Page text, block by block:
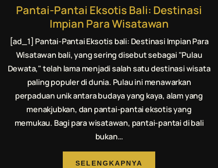
Pantai-Pantai Eksotis Bali: Destinasi
Impian Para Wisatawan
[ad_1] Pantai-Pantai Eksotis bali: Destinasi Impian Para
Wisatawan bali, yang sering disebut sebagai "Pulau
Dewata," telah lama menjadi salah satu destinasi wisata
paling populer di dunia. Pulau ini menawarkan
perpaduan unik antara budaya yang kaya, alam yang
menakjubkan, dan pantai-pantai eksotis yang
memukau. Bagi para wisatawan, pantai-pantai di bali
bukan…
SELENGKAPNYA